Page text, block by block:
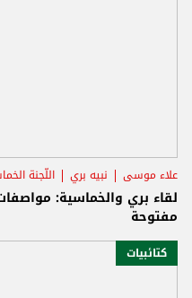
علاء موسى نبيه بري اللّجنة
لقاء بري والخماسية:
مفتوحة
كتائبيات